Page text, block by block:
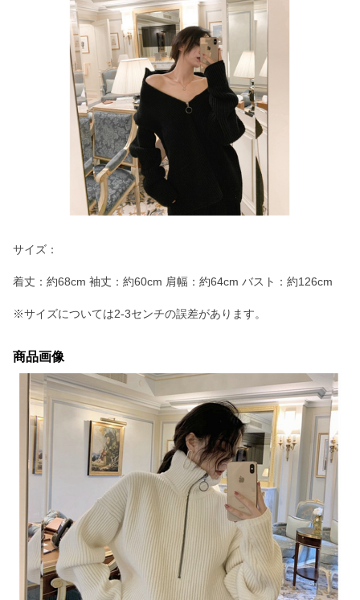
サイズ：
着丈：約68cm 袖丈：約60cm 肩幅：約64cm バスト：約126cm
※サイズについては2-3センチの誤差があります。
商品画像